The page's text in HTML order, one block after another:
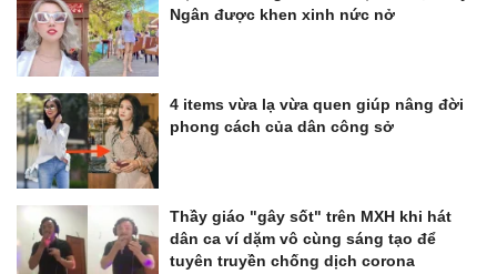
Ngân được khen xinh nức nở
4 items vừa lạ vừa quen giúp nâng đời
phong cách của dân công sở
Thầy giáo "gây sốt" trên MXH khi hát
dân ca ví dặm vô cùng sáng tạo để
tuyên truyền chống dịch corona